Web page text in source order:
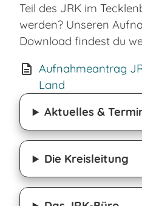
Teil des JRK im
werden? Unseren
Download findest du
Aufnahmeantrag
Land
Aktuelles &
Die Kreisleitung